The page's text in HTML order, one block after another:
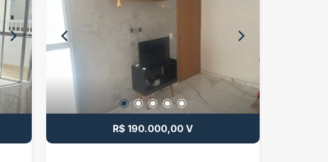
R$ 190.000,00 V